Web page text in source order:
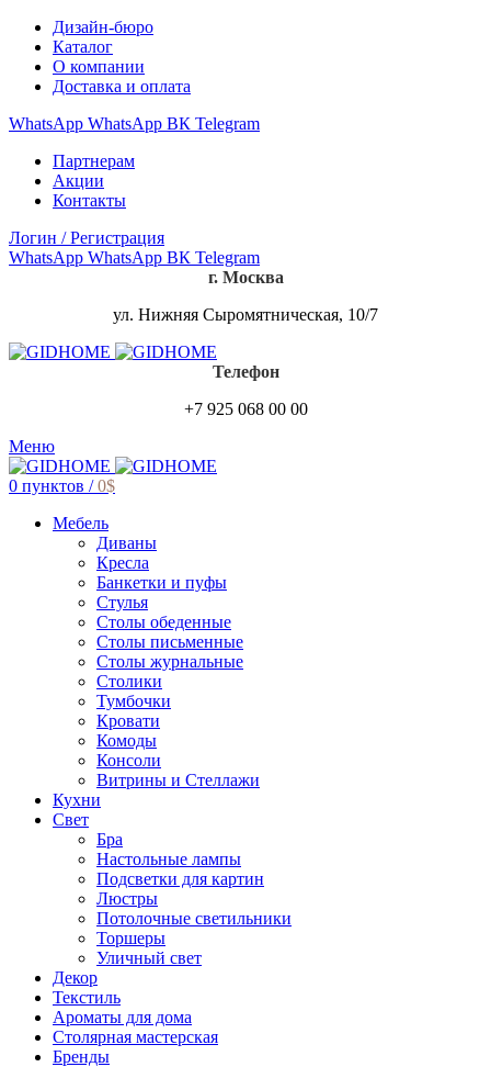
Дизайн-бюро
Каталог
О компании
Доставка и оплата
WhatsApp WhatsApp ВК Telegram
Партнерам
Акции
Контакты
Логин / Регистрация
WhatsApp WhatsApp ВК Telegram
г. Москва
ул. Нижняя Сыромятническая, 10/7
Телефон
+7 925 068 00 00
Меню
0 пунктов / 0$
Мебель
Диваны
Кресла
Банкетки и пуфы
Стулья
Столы обеденные
Столы письменные
Столы журнальные
Столики
Тумбочки
Кровати
Комоды
Консоли
Витрины и Стеллажи
Кухни
Свет
Бра
Настольные лампы
Подсветки для картин
Люстры
Потолочные светильники
Торшеры
Уличный свет
Декор
Текстиль
Ароматы для дома
Столярная мастерская
Бренды